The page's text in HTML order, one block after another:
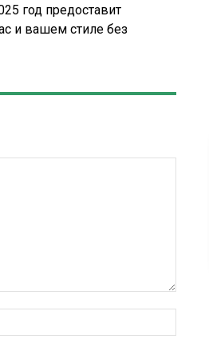
год предоставит
и вашем стиле без